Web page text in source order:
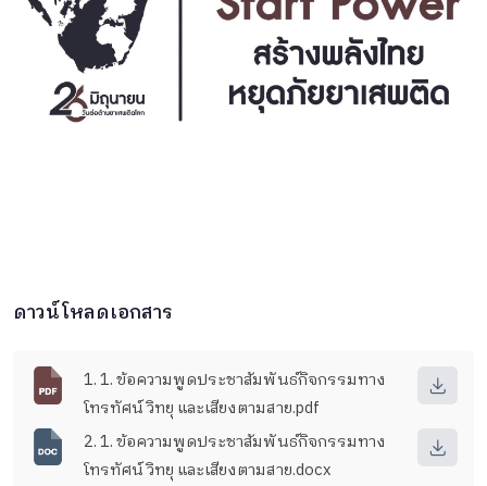
ดาวน์โหลดเอกสาร
1. 1. ข้อความพูดประชาสัมพันธ์กิจกรรมทาง
โทรทัศน์ วิทยุ และเสียงตามสาย.pdf
2. 1. ข้อความพูดประชาสัมพันธ์กิจกรรมทาง
โทรทัศน์ วิทยุ และเสียงตามสาย.docx